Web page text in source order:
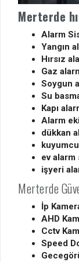
Merterde
Alarm
Yangın
Hırsız
Gaz
Soygun
Su
Kapı
Alarm
dükkan
ev
işyeri
Merterde
İp
AHD
Cctv
Speed